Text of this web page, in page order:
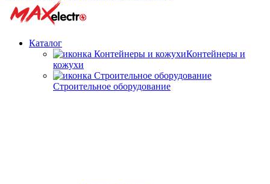
Каталог
Контейнеры и
кожухи
Строительное оборудование